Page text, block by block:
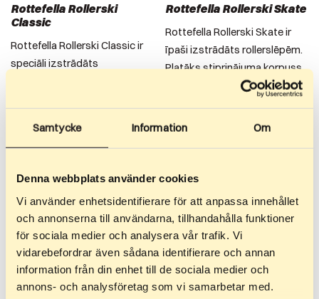
Samtycke Information Om
Denna webbplats använder cookies
Vi använder enhetsidentifierare för att anpassa innehållet
och annonserna till användarna, tillhandahålla funktioner
för sociala medier och analysera vår trafik. Vi
vidarebefordrar även sådana identifierare och annan
information från din enhet till de sociala medier och
annons- och analysföretag som vi samarbetar med.
Rottefella Rollerski
Classic
Rottefella Rollerski Classic ir
speciāli izstrādāts
Rottefella Rollerski Skate
Rottefella Rollerski Skate ir
īpaši izstrādāts rollerslēpēm.
Platāks stiprinājuma korpuss